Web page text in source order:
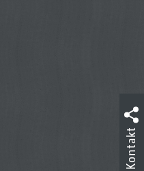
Kontakt